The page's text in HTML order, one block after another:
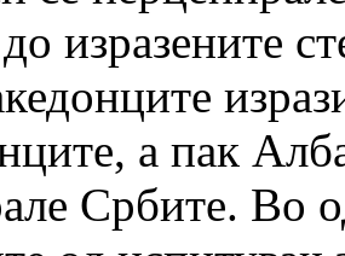
изразените
а пак
Србите. Во